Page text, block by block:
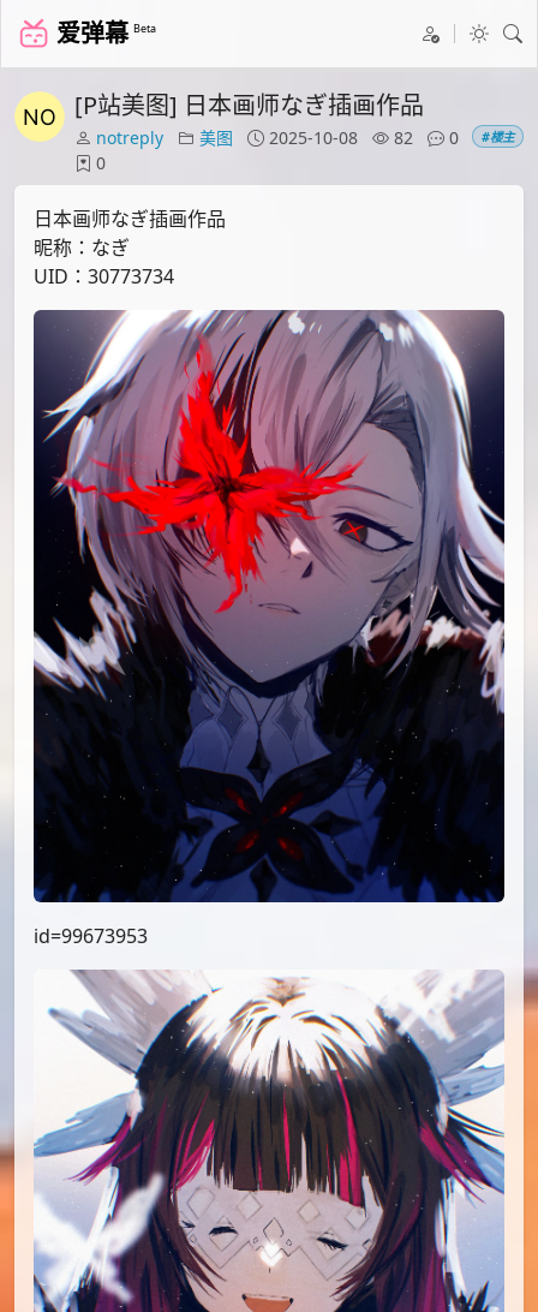
爱弹幕 Beta
[P站美图] 日本画师なぎ插画作品
notreply 美图 2025-10-08 82
0
0
#楼主
日本画师なぎ插画作品
昵称：なぎ
UID：30773734
id=99673953